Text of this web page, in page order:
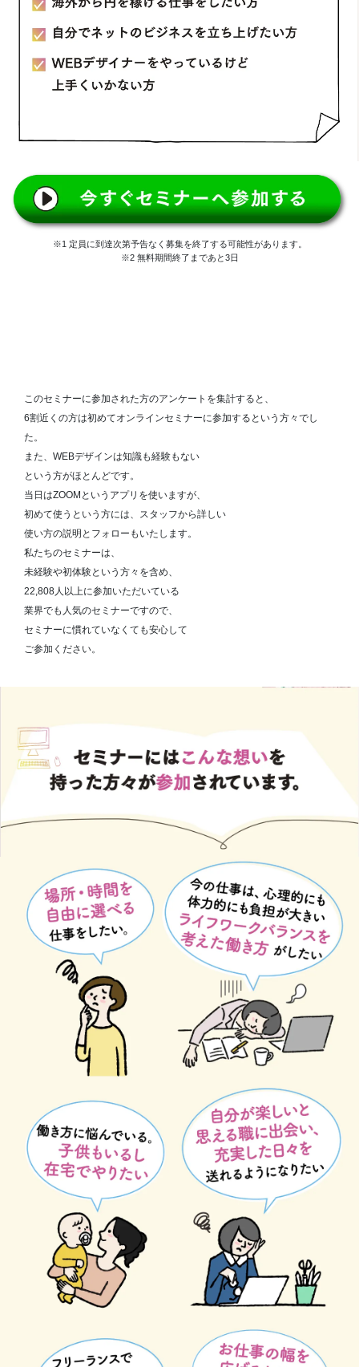
※1 定員に到達次第予告なく募集を終了する可能性があります。
※2 無料期間終了まであと3日
このセミナーに参加された方のアンケートを集計すると、
6割近くの方は初めてオンラインセミナーに参加するという方々でし
た。
また、WEBデザインは知識も経験もない
という方がほとんどです。
当日はZOOMというアプリを使いますが、
初めて使うという方には、スタッフから詳しい
使い方の説明とフォローもいたします。
私たちのセミナーは、
未経験や初体験という方々を含め、
22,808人以上に参加いただいている
業界でも人気のセミナーですので、
セミナーに慣れていなくても安心して
ご参加ください。